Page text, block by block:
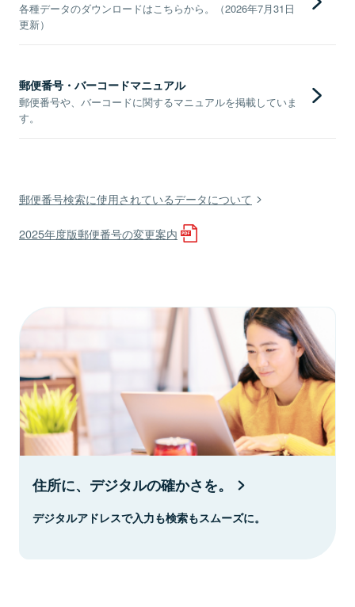
各種データのダウンロードはこちらから。（2026年7月31日
更新）
郵便番号・バーコードマニュアル
郵便番号や、バーコードに関するマニュアルを掲載していま
す。
郵便番号検索に使用されているデータについて
2025年度版郵便番号の変更案内
住所に、デジタルの確かさを。
デジタルアドレスで入力も検索もスムーズに。